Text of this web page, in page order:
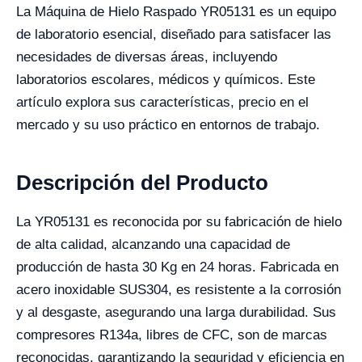
La Máquina de Hielo Raspado YR05131 es un equipo
de laboratorio esencial, diseñado para satisfacer las
necesidades de diversas áreas, incluyendo
laboratorios escolares, médicos y químicos. Este
artículo explora sus características, precio en el
mercado y su uso práctico en entornos de trabajo.
Descripción del Producto
La YR05131 es reconocida por su fabricación de hielo
de alta calidad, alcanzando una capacidad de
producción de hasta 30 Kg en 24 horas. Fabricada en
acero inoxidable SUS304, es resistente a la corrosión
y al desgaste, asegurando una larga durabilidad. Sus
compresores R134a, libres de CFC, son de marcas
reconocidas, garantizando la seguridad y eficiencia en